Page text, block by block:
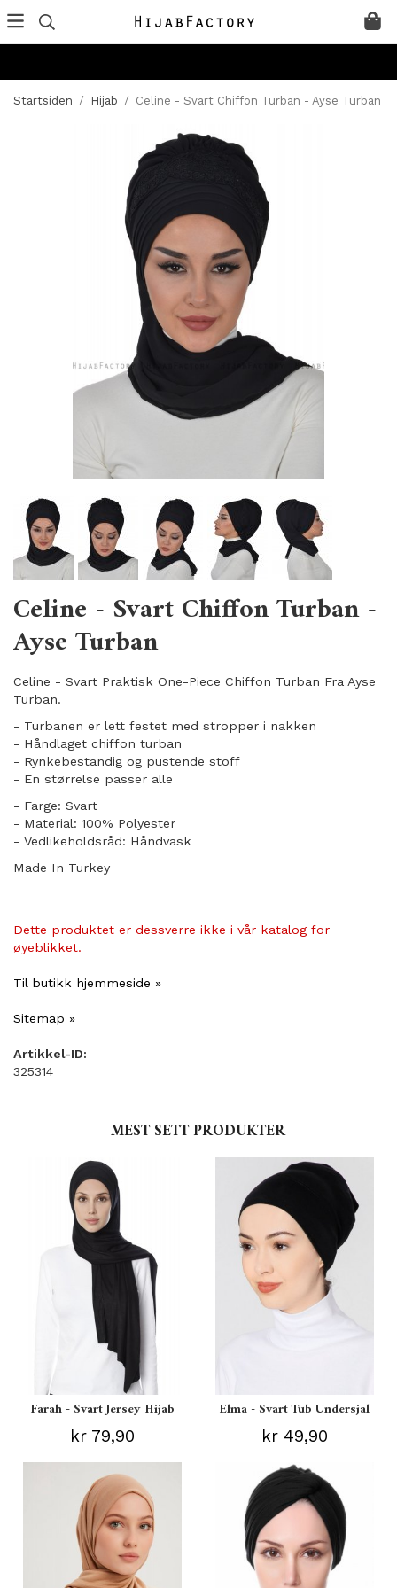
Startsiden / Hijab / Celine - Svart Chiffon Turban - Ayse Turban
Celine - Svart Chiffon Turban -
Ayse Turban
Celine - Svart Praktisk One-Piece Chiffon Turban Fra Ayse
Turban.
- Turbanen er lett festet med stropper i nakken
- Håndlaget chiffon turban
- Rynkebestandig og pustende stoff
​- En størrelse passer alle
- Farge: Svart
- Material: 100% Polyester
- Vedlikeholdsråd: Håndvask
Made In Turkey
Dette produktet er dessverre ikke i vår katalog for
øyeblikket.
Til butikk hjemmeside »
Sitemap »
Artikkel-ID:
325314
MEST SETT PRODUKTER
Farah - Svart Jersey Hijab
kr 79,90
Elma - Svart Tub Undersjal
kr 49,90